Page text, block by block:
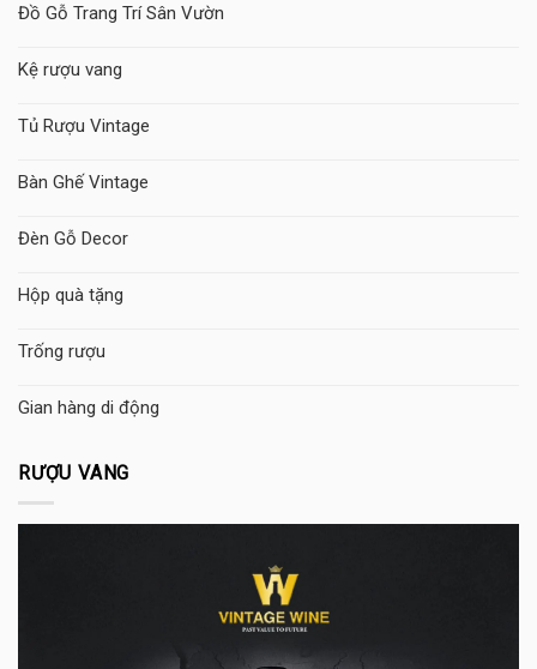
Đồ Gỗ Trang Trí Sân Vườn
Kệ rượu vang
Tủ Rượu Vintage
Bàn Ghế Vintage
Đèn Gỗ Decor
Hộp quà tặng
Trống rượu
Gian hàng di động
RƯỢU VANG